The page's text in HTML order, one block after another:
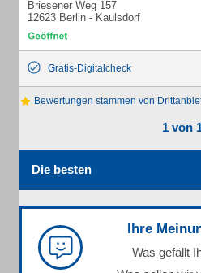
Briesener Weg 157
12623 Berlin - Kaulsdorf
Gratis-Digitalcheck
Bewertungen stammen von
1 von
Die besten
Ihre
Was gefällt